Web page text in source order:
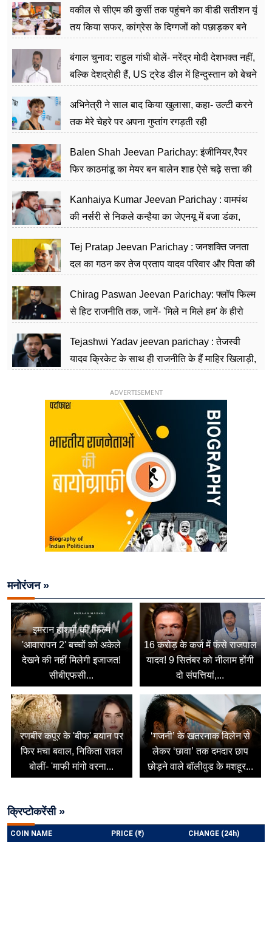
वकील से सीएम की कुर्सी तक पहुंचने का वीडी सतीशन यूं
तय किया सफर, कांग्रेस के दिग्गजों को पछाड़कर बने
बंगाल चुनाव: राहुल गांधी बोलें- नरेंद्र मोदी देशभक्त नहीं,
बल्कि देशद्रोही हैं, US ट्रेड डील में हिन्दुस्तान को बेचने
अभिनेत्री ने साल बाद किया खुलासा, कहा- उल्टी करने
तक मेरे चेहरे पर अपना गुप्तांग रगड़ती रही
Balen Shah Jeevan Parichay: इंजीनियर,रैपर
फिर काठमांडू का मेयर बन बालेन शाह ऐसे चढ़े सत्ता की
Kanhaiya Kumar Jeevan Parichay : वामपंथ
की नर्सरी से निकले कन्हैया का जेएनयू में बजा डंका,
Tej Pratap Jeevan Parichay : जनशक्ति जनता
दल का गठन कर तेज प्रताप यादव परिवार और पिता की
Chirag Paswan Jeevan Parichay: फ्लॉप फिल्म
से हिट राजनीति तक, जानें- 'मिले न मिले हम' के हीरो
Tejashwi Yadav jeevan parichay : तेजस्वी
यादव क्रिकेट के साथ ही राजनीति के हैं माहिर खिलाड़ी,
ADVERTISEMENT
मनोरंजन »
इमरान हाशमी की फिल्म
'आवारापन 2' बच्चों को अकेले
देखने की नहीं मिलेगी इजाजत!
सीबीएफसी...
16 करोड़ के कर्ज में फंसे राजपाल
यादव! 9 सितंबर को नीलाम होंगी
दो संपत्तियां,...
रणबीर कपूर के 'बीफ' बयान पर
फिर मचा बवाल, निकिता रावल
बोलीं- 'माफी मांगो वरना...
‘गजनी’ के खतरनाक विलेन से
लेकर ‘छावा’ तक दमदार छाप
छोड़ने वाले बॉलीवुड के मशहूर...
क्रिप्टोकरेंसी »